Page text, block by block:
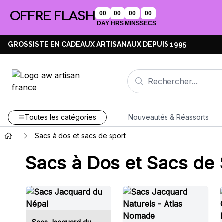
OFFRE FLASH
00
DAY
00
HRS
00
MINS
00
SECS
GROSSISTE EN CADEAUX ARTISANAUX DEPUIS 1995
Toutes les catégories Nouveautés & Réassorts
Sacs à dos et sacs de sport
Sacs à Dos et Sacs de